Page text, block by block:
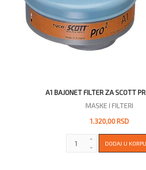
A1 BAJONET FILTER ZA SCOTT
MASKE I FILTERI
1.320,00 RSD